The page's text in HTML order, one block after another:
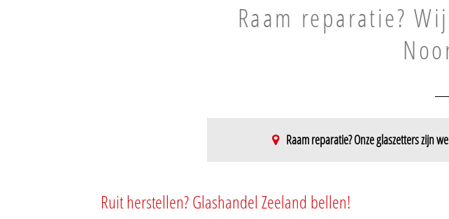
Raam reparatie?
Raam reparatie? Onze glaszetters zijn
Schuddebeurs
Ruit herstellen? Glashandel Zeeland bellen!